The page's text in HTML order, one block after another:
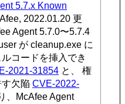
5.7.x Known
2022.01.20 更
Agent 5.7.0〜5.7.4
が cleanup.exe に
コードを挿入でき
2021-31854 と、 権
欠陥 CVE-2022-
、McAfee Agent